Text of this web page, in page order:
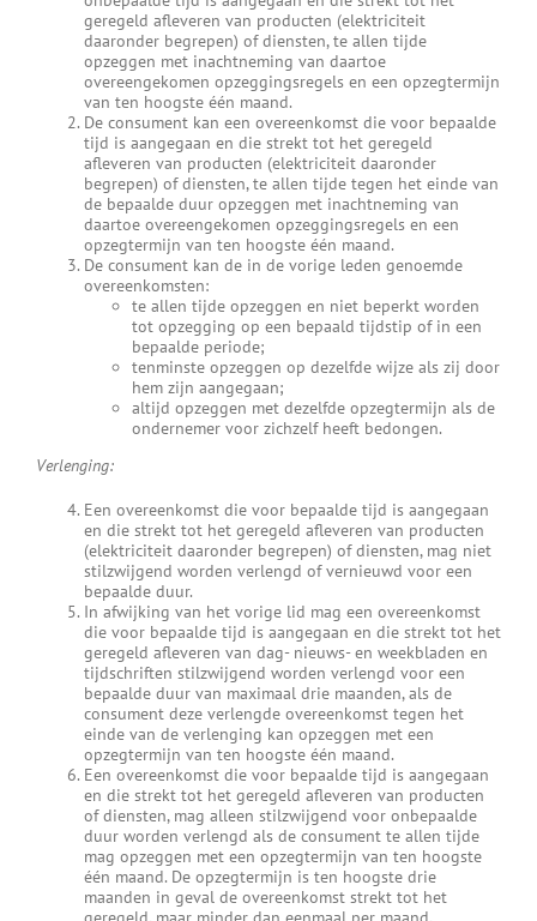
geregeld afleveren van producten (elektriciteit
daaronder begrepen) of diensten, te allen tijde
opzeggen met inachtneming van daartoe
overeengekomen opzeggingsregels en een opzegtermijn
van ten hoogste één maand.
De consument kan een overeenkomst die voor bepaalde
tijd is aangegaan en die strekt tot het geregeld
afleveren van producten (elektriciteit daaronder
begrepen) of diensten, te allen tijde tegen het einde van
de bepaalde duur opzeggen met inachtneming van
daartoe overeengekomen opzeggingsregels en een
opzegtermijn van ten hoogste één maand.
De consument kan de in de vorige leden genoemde
overeenkomsten:
te allen tijde opzeggen en niet beperkt worden
tot opzegging op een bepaald tijdstip of in een
bepaalde periode;
tenminste opzeggen op dezelfde wijze als zij door
hem zijn aangegaan;
altijd opzeggen met dezelfde opzegtermijn als de
ondernemer voor zichzelf heeft bedongen.
Verlenging:
Een overeenkomst die voor bepaalde tijd is aangegaan
en die strekt tot het geregeld afleveren van producten
(elektriciteit daaronder begrepen) of diensten, mag niet
stilzwijgend worden verlengd of vernieuwd voor een
bepaalde duur.
In afwijking van het vorige lid mag een overeenkomst
die voor bepaalde tijd is aangegaan en die strekt tot het
geregeld afleveren van dag- nieuws- en weekbladen en
tijdschriften stilzwijgend worden verlengd voor een
bepaalde duur van maximaal drie maanden, als de
consument deze verlengde overeenkomst tegen het
einde van de verlenging kan opzeggen met een
opzegtermijn van ten hoogste één maand.
Een overeenkomst die voor bepaalde tijd is aangegaan
en die strekt tot het geregeld afleveren van producten
of diensten, mag alleen stilzwijgend voor onbepaalde
duur worden verlengd als de consument te allen tijde
mag opzeggen met een opzegtermijn van ten hoogste
één maand. De opzegtermijn is ten hoogste drie
maanden in geval de overeenkomst strekt tot het